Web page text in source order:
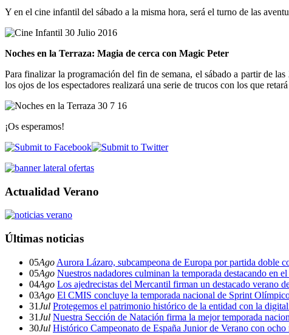
Y en el cine infantil del sábado a la misma hora, será el turno de las
Noches en la Terraza: Magia de cerca con Magic Peter
Para finalizar la programación del fin de semana, el sábado a partir de
los ojos de los espectadores realizará una serie de trucos con los que
¡Os esperamos!
Actualidad Verano
Últimas noticias
05Ago Aurora Lázaro, subcampeona de Europa por partida doble
05Ago Nuestros nadadores culminan la temporada destacando en
04Ago Los ajedrecistas del Mercantil firman un destacado verano
03Ago El CMIS concluye la temporada nacional de Sprint
31Jul Protegemos el patrimonio histórico de la entidad con la
31Jul Nuestra Sección de Natación firma la mejor temporada
30Jul Histórico Campeonato de España Junior de Verano con ocho